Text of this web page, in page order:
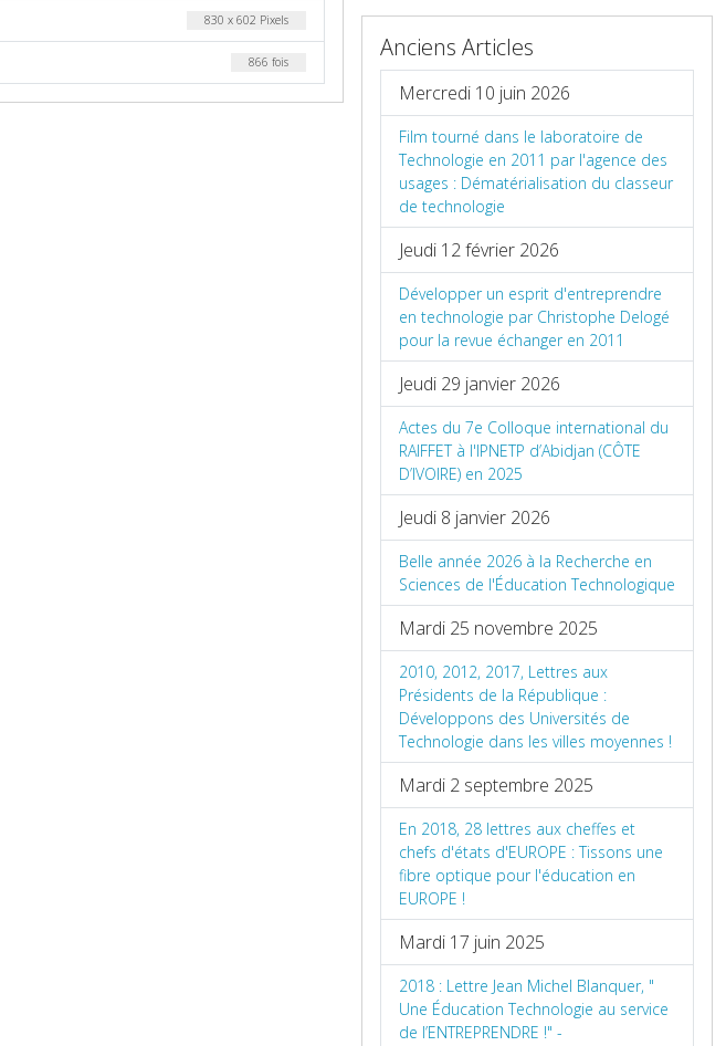
830 x 602 Pixels
866 fois Anciens Articles
Mercredi 10 juin 2026
Film tourné dans le laboratoire de
Technologie en 2011 par l'agence des
usages : Dématérialisation du classeur
de technologie
Jeudi 12 février 2026
Développer un esprit d'entreprendre
en technologie par Christophe Delogé
pour la revue échanger en 2011
Jeudi 29 janvier 2026
Actes du 7e Colloque international du
RAIFFET à l'IPNETP d’Abidjan (CÔTE
D’IVOIRE) en 2025
Jeudi 8 janvier 2026
Belle année 2026 à la Recherche en
Sciences de l'Éducation Technologique
Mardi 25 novembre 2025
2010, 2012, 2017, Lettres aux
Présidents de la République :
Développons des Universités de
Technologie dans les villes moyennes !
Mardi 2 septembre 2025
En 2018, 28 lettres aux cheffes et
chefs d'états d'EUROPE : Tissons une
fibre optique pour l'éducation en
EUROPE !
Mardi 17 juin 2025
2018 : Lettre Jean Michel Blanquer, "
Une Éducation Technologie au service
de l’ENTREPRENDRE !" -